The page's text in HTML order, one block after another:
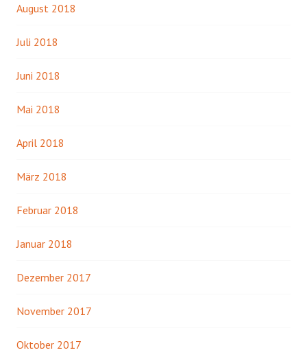
August 2018
Juli 2018
Juni 2018
Mai 2018
April 2018
März 2018
Februar 2018
Januar 2018
Dezember 2017
November 2017
Oktober 2017